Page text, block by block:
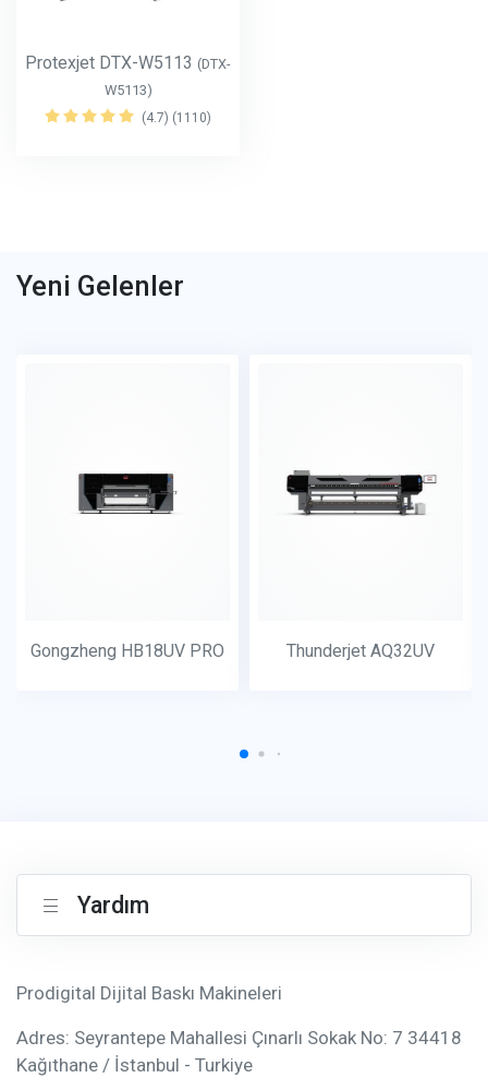
Protexjet DTX-W5113 (DTX-
W5113)
(4.7) (1110)
Yeni Gelenler
Gongzheng HB18UV PRO Thunderjet AQ32UV
Yardım
Prodigital Dijital Baskı Makineleri
Adres: Seyrantepe Mahallesi Çınarlı Sokak No: 7 34418
Kağıthane / İstanbul - Turkiye